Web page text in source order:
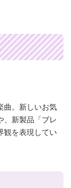
曲。新しいお気
、新製品「ブレ
観を表現してい